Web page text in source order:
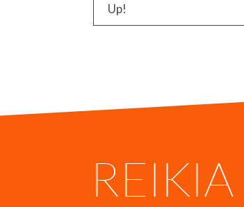
Up!